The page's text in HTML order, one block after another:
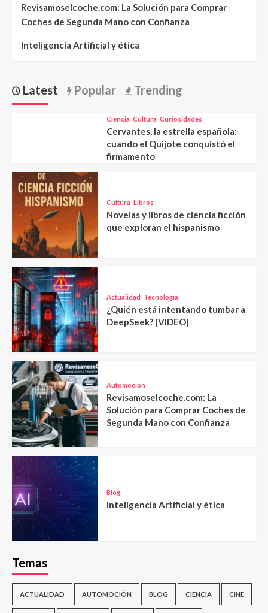
Revisamoselcoche.com: La Solución para Comprar
Coches de Segunda Mano con Confianza
Inteligencia Artificial y ética
Latest Popular Trending
Ciencia Cultura Curiosidades
Cervantes, la estrella española:
cuando el Quijote conquistó el
firmamento
Cultura Libros
Novelas y libros de ciencia ficción
que exploran el hispanismo
Actualidad Tecnología
¿Quién está intentando tumbar a
DeepSeek? [VIDEO]
Automoción
Revisamoselcoche.com: La
Solución para Comprar Coches de
Segunda Mano con Confianza
Blog
Inteligencia Artificial y ética
Temas
ACTUALIDAD AUTOMOCIÓN BLOG CIENCIA CINE